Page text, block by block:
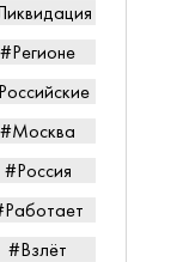
#Регионе
#Москва
#Россия
#Взлёт